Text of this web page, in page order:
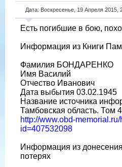
Дата: Воскресенье, 19 Апреля
Есть погибшие в бою,
Информация из Книги
Фамилия БОНДАРЕНКО
Имя Василий
Отчество Иванович
Дата выбытия 03.02.1945
Название источника
Тамбовская область. Том 4
http://www.obd-
id=407532098
Информация из
потерях